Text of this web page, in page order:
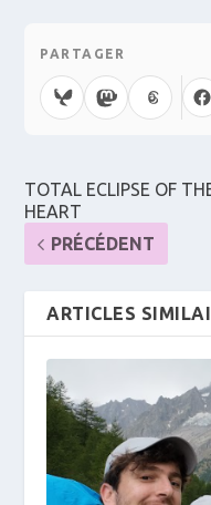
PARTAGER
TOTAL ECLIPSE OF
HEART
PRÉCÉDENT
ARTICLES